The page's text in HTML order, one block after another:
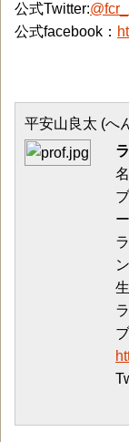
公式Twitter:
公式facebook：
平安山良太 (へ